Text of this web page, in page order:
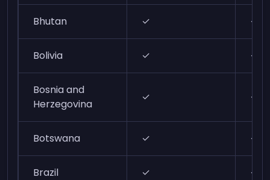
Bhutan ✓ ✓
Bolivia ✓ ✓
Bosnia and
Herzegovina
✓ ✓
Botswana ✓ ✓
Brazil ✓ ✓